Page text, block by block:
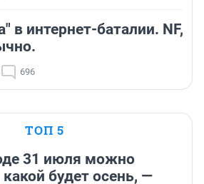
в интернет-баталии. NF,
696
ТОП 5
31 июля можно
какой будет осень, —